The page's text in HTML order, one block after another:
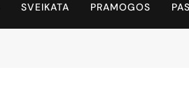
SVEIKATA PRAMOGOS